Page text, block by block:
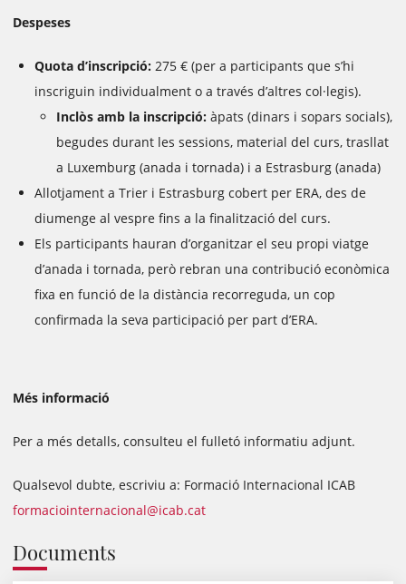
Despeses
Quota d’inscripció: 275 € (per a participants que s’hi
inscriguin individualment o a través d’altres col·legis).
Inclòs amb la inscripció: àpats (dinars i sopars socials),
begudes durant les sessions, material del curs, trasllat
a Luxemburg (anada i tornada) i a Estrasburg (anada)
Allotjament a Trier i Estrasburg cobert per ERA, des de
diumenge al vespre fins a la finalització del curs.
Els participants hauran d’organitzar el seu propi viatge
d’anada i tornada, però rebran una contribució econòmica
fixa en funció de la distància recorreguda, un cop
confirmada la seva participació per part d’ERA.
Més informació
Per a més detalls, consulteu el fulletó informatiu adjunt.
Qualsevol dubte, escriviu a: Formació Internacional ICAB
formaciointernacional@icab.cat
Documents